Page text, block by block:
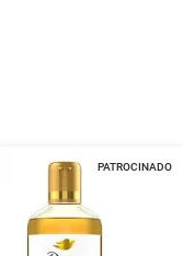
PATROCINADO